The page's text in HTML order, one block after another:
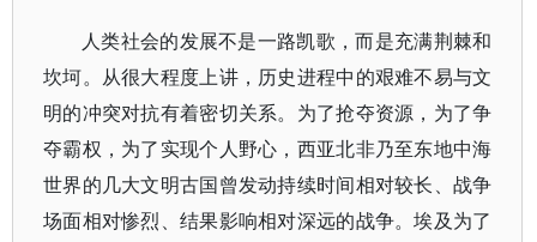
人类社会的发展不是一路凯歌，而是充满荆棘和
坎坷。从很大程度上讲，历史进程中的艰难不易与文
明的冲突对抗有着密切关系。为了抢夺资源，为了争
夺霸权，为了实现个人野心，西亚北非乃至东地中海
世界的几大文明古国曾发动持续时间相对较长、战争
场面相对惨烈、结果影响相对深远的战争。埃及为了